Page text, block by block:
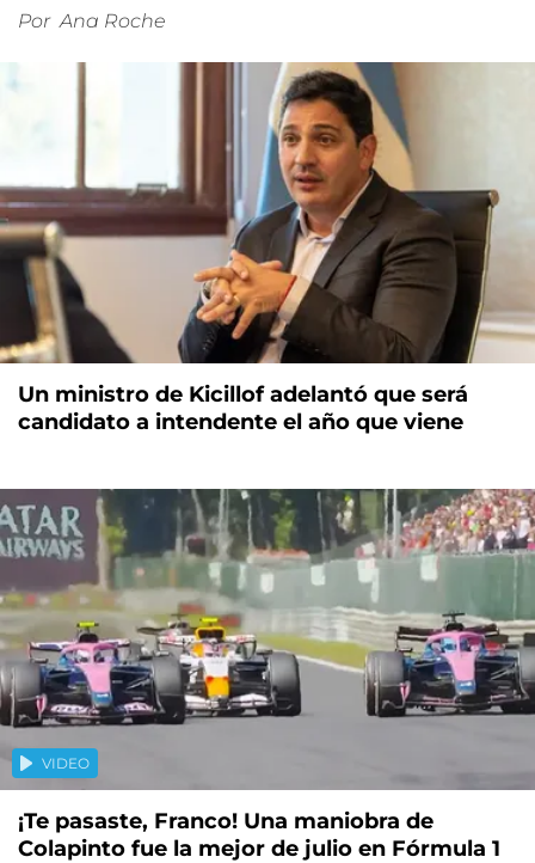
Por Ana Roche
Un ministro de Kicillof adelantó que será
candidato a intendente el año que viene
VIDEO
¡Te pasaste, Franco! Una maniobra de
Colapinto fue la mejor de julio en Fórmula 1